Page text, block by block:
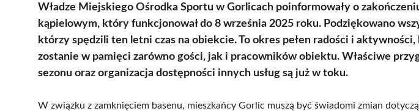
Władze Miejskiego Ośrodka Sportu w Gorlicach poinformowały o
kąpielowym, który funkcjonował do 8 września 2025 roku. Podziękowano
którzy spędzili ten letni czas na obiekcie. To okres pełen radości i
zostanie w pamięci zarówno gości, jak i pracowników obiektu. Właściwe
sezonu oraz organizacja dostępności innych usług są już w toku.
W związku z zamknięciem basenu, mieszkańcy Gorlic muszą być świadomi zmian